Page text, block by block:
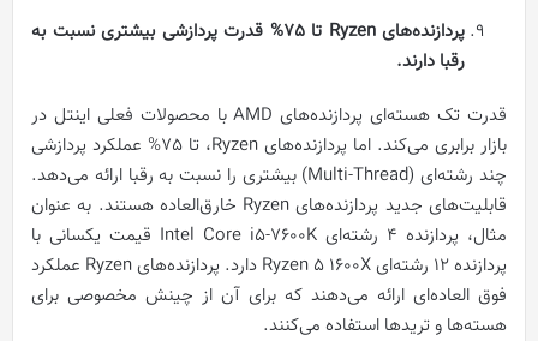
پردازنده‌هایRyzen
تا 75% قدرت پردازشی بیشتری نسبت به
رقبا دارند.
قدرت تک هسته‌ای پردازنده‌های AMD با محصولات فعلی اینتل در
بازار برابری می‌کند. اما پردازنده‌های Ryzen، تا 75% عملکرد پردازشی
چند رشته‌ای (Multi-Thread) بیشتری را نسبت به رقبا ارائه می‌دهد.
قابلیت‌های جدید پردازنده‌های Ryzen خارق‌العاده هستند. به عنوان
مثال، پردازنده 4 رشته‌ای Intel Core i5-7600K قیمت یکسانی با
پردازنده 12 رشته‌ای Ryzen 5 1600X دارد. پردازنده‌های Ryzen عملکرد
فوق العاده‌ای ارائه می‌دهند که برای آن از چینش مخصوصی برای
هسته‌ها و تریدها استفاده می‌کنند.